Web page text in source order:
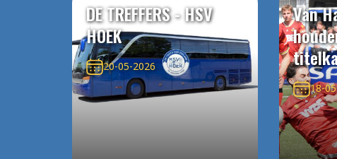
DE TREFFERS - HSV
HOEK
20-05-2026
Van
18-